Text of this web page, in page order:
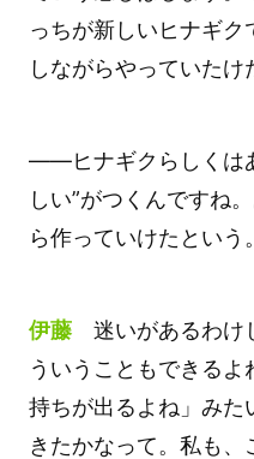
っちが新しいヒナギク
しながらやっていたけ
――ヒナギクらしくは
しい”がつくんですね
ら作っていけたという。
伊藤迷いがあるわけ
ういうこともできる
持ちが出るよね」みた
きたかなって。私も